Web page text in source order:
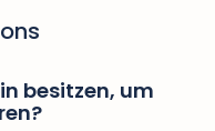
besitzen, um